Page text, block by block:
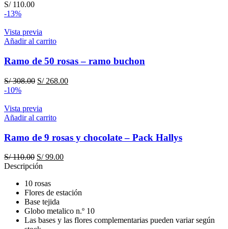
S/110.00
-13%
Vista previa
Añadir al carrito
Ramo de 50 rosas – ramo buchon
S/308.00 El
era:
S/ 308.00.
S/268.00El
-10%
Vista previa
Añadir al carrito
Ramo de 9 rosas y chocolate – Pack Hallys
S/110.00 El
precio
era:
S/ 110.00.
S/99.00El
S/ 99.00.
Descripción
10 rosas
Flores de estación
Base tejida
Globo metalico n.º 10
Las bases y las flores complementarias pueden variar según